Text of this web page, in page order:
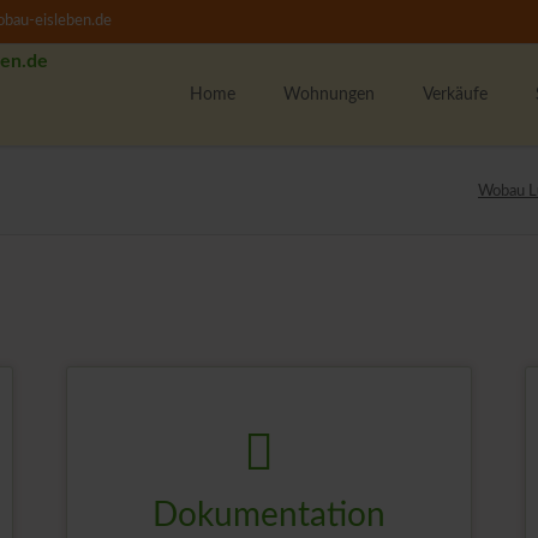
eisleben.de
Home Wohnungen Verkäufe
Wobau
incididunt ut labore et dolore.